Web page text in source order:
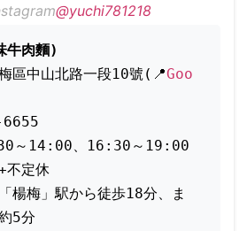
@yuchi781218
牛肉麵)
區中山北路一段10號(📍Goo
～14:00、16:30～19:00
不定休
楊梅」駅から徒歩18分、ま
5分